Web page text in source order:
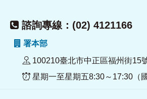
諮詢專線：(02) 4121166
署本部
100210臺北市中正區福州街15
星期一至星期五8:30～17:30（